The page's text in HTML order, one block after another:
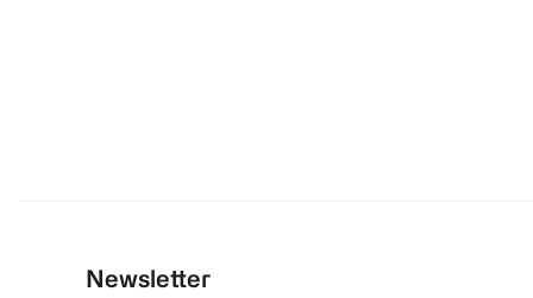
Newsletter